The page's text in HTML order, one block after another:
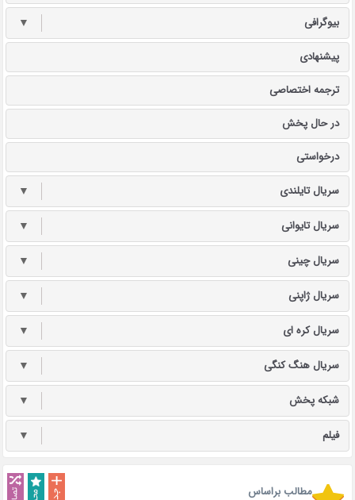
بیوگرافی ▼
پیشنهادی
ترجمه اختصاصی
در حال پخش
درخواستی
سریال تایلندی ▼
سریال تایوانی ▼
سریال چینی ▼
سریال ژاپنی ▼
سریال کره ای ▼
سریال هنگ کنگی ▼
شبکه پخش ▼
فیلم ▼
مطالب براساس